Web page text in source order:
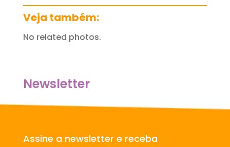
Veja também:
No related photos.
Newsletter
Assine a newsletter e receba